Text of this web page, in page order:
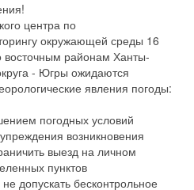
центра по
окружающей среды 16
районам Ханты-
- Югры ожидаются
явления погоды:
погодных условий
возникновения
выезд на личном
пунктов
допускать бесконтрольное